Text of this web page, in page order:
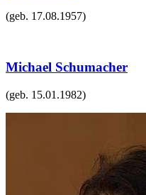
(geb. 17.08.1957)
Michael Schumacher
(geb. 15.01.1982)